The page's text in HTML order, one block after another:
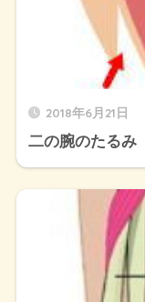
2018年6月21日
二の腕のたるみ